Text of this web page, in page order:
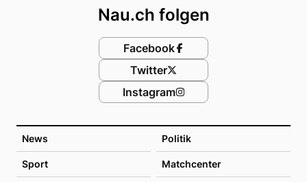
News Politik
Sport Matchcenter
Nau.ch folgen
Facebook
Twitter
Instagram